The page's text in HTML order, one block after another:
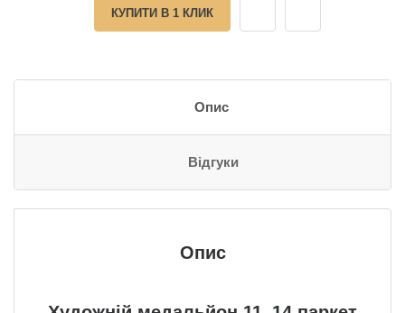
КУПИТИ В 1 КЛИК
Опис
Відгуки
Опис